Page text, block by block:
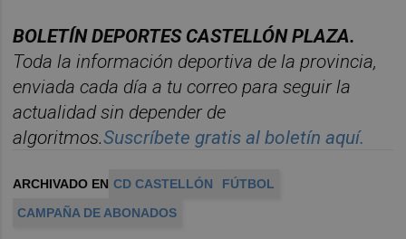
BOLETÍNDEPORTES CASTELLÓNPLAZA.
Toda la información deportiva de la provincia,
enviada cada día a tu correo para seguir la
actualidad sin depender de
algoritmos.Suscríbete gratis alboletín aquí.
ARCHIVADO EN CD CASTELLÓN
FÚTBOL
CAMPAÑA DE ABONADOS